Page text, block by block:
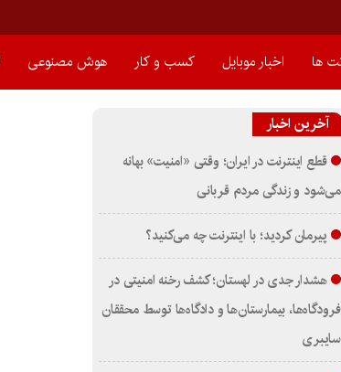
ها اخبار موبایل کسب و کار هوش مصنوعی
آخرین اخبار
قطع اینترنت در ایران؛ وقتی «امنیت» بهانه
می‌شود و زندگی مردم قربانی
پیرمان کردید؛ با اینترنت چه می‌کنید؟
هشدار جدی در لهستان؛ کشف رخنه امنیتی در
فرودگاه‌ها، بیمارستان‌ها و دادگاه‌ها توسط محققان
سایبری